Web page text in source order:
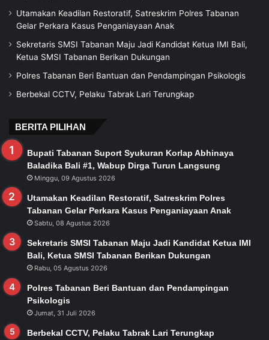
Utamakan Keadilan Restoratif, Satreskrim Polres Tabanan
Gelar Perkara Kasus Penganiayaan Anak
Sekretaris SMSI Tabanan Maju Jadi Kandidat Ketua IMI Bali,
Ketua SMSI Tabanan Berikan Dukungan
Polres Tabanan Beri Bantuan dan Pendampingan Psikologis
Berbekal CCTV, Pelaku Tabrak Lari Terungkap
BERITA PILIHAN
Bupati Tabanan Suport Syukuran Korlap Abhinaya
Baladika Bali #1, Wabup Dirga Turun Langsung
Minggu, 09 Agustus 2026
Utamakan Keadilan Restoratif, Satreskrim Polres
Tabanan Gelar Perkara Kasus Penganiayaan Anak
Sabtu, 08 Agustus 2026
Sekretaris SMSI Tabanan Maju Jadi Kandidat Ketua IMI
Bali, Ketua SMSI Tabanan Berikan Dukungan
Rabu, 05 Agustus 2026
Polres Tabanan Beri Bantuan dan Pendampingan
Psikologis
Jumat, 31 Juli 2026
Berbekal CCTV, Pelaku Tabrak Lari Terungkap